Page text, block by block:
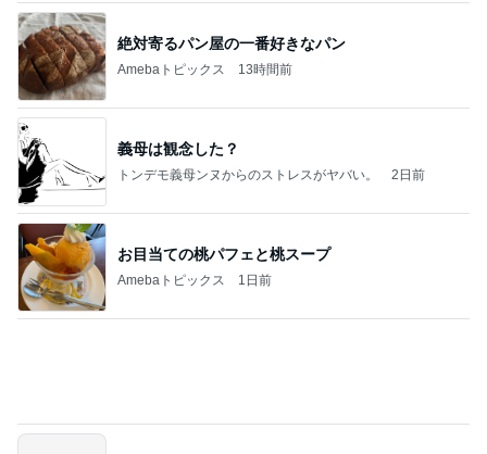
絶対寄るパン屋の一番好きなパン
Amebaトピックス 13時間前
義母は観念した？
トンデモ義母ンヌからのストレスがヤバい。 2日前
お目当ての桃パフェと桃スープ
Amebaトピックス 1日前